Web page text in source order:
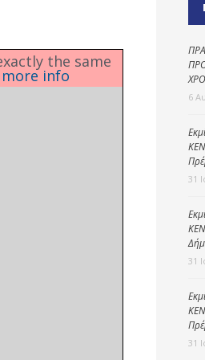
Δημοτική
αστυνομία
the same
info
6
31
31
31